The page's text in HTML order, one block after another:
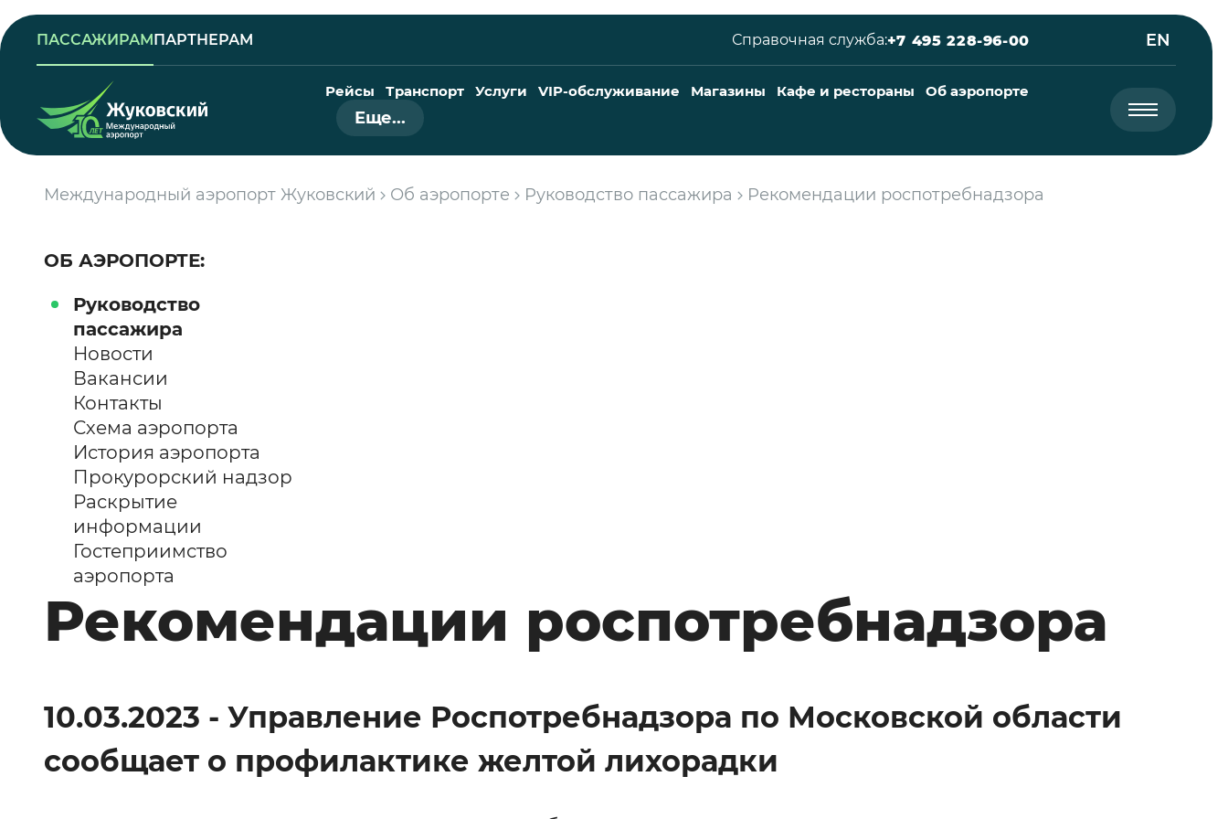
ПАССАЖИРАМПАРТНЕРАМ Справочная служба:+7 495 228-96-00 EN
Рейсы Транспорт Услуги VIP-обслуживание Магазины Кафе и рестораны Об аэропорте
Еще...
Международный аэропорт Жуковский Об аэропорте Руководство пассажира Рекомендации роспотребнадзора
ОБ АЭРОПОРТЕ:
Руководство
пассажира
Новости
Вакансии
Контакты
Схема аэропорта
История аэропорта
Прокурорский надзор
Раскрытие
информации
Гостеприимство
аэропорта
Рекомендации роспотребнадзора
10.03.2023 - Управление Роспотребнадзора по Московской области
сообщает о профилактике желтой лихорадки